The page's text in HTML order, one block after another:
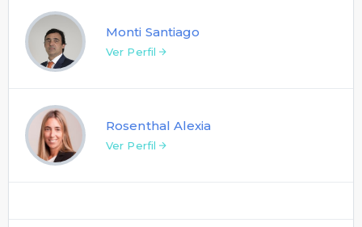
Monti Santiago
Ver Perfil
Rosenthal Alexia
Ver Perfil